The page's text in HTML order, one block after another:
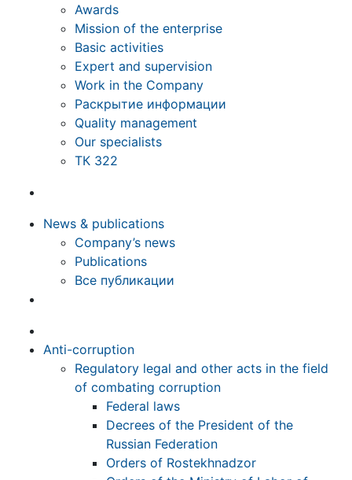
Awards
Mission of the enterprise
Basic activities
Expert and supervision
Work in the Company
Раскрытие информации
Quality management
Our specialists
ТК 322
News & publications
Company’s news
Publications
Все публикации
Anti-corruption
Regulatory legal and other acts in the field
of combating corruption
Federal laws
Decrees of the President of the
Russian Federation
Orders of Rostekhnadzor